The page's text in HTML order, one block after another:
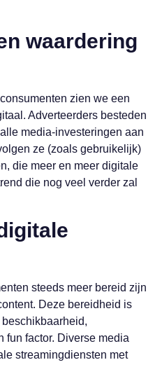
waardering
zien we een
Adverteerders besteden
media-investeringen aan
ze (zoals gebruikelijk)
die meer en meer digitale
die nog veel verder zal
steeds meer bereid zijn
Deze bereidheid is
fun factor. Diverse media
streamingdiensten met